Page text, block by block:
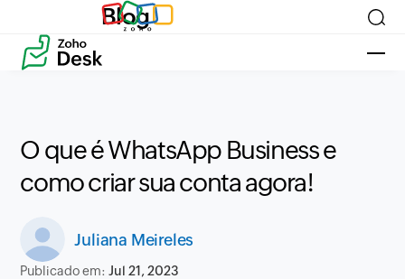
Blog
O que é WhatsApp Business e
como criar sua conta agora!
Juliana Meireles
Publicado em:Jul 21, 2023